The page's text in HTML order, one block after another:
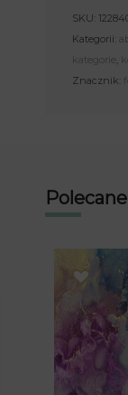
SKU:
Kategorii:
kategorie
Znacznik: